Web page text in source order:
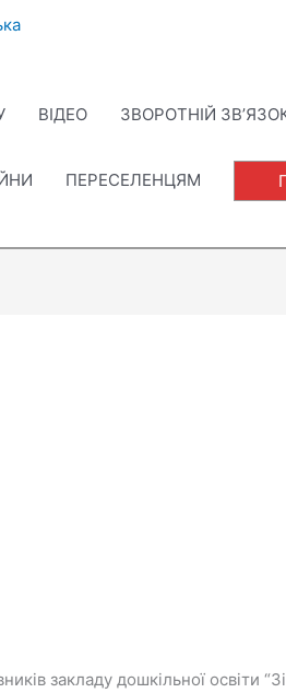
ВІДЕО ЗВОРОТНІЙ
ПЕРЕСЕЛЕНЦЯМ
закладу дошкільної освіти